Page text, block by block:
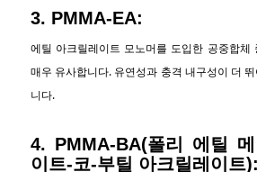
3. PMMA-EA:
에틸 아크릴레이트 모노머를 도입한 공중합체
매우 유사합니다. 유연성과 충격 내구성이 더
니다.
4. PMMA-BA(폴리 에틸 메
이트-코-부틸 아크릴레이트):